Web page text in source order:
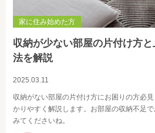
家に住み始めた方
収納が少ない部屋の片付け方
法を解説
2025.03.11
収納がない部屋の片付け方にお困りの方必
かりやすく解説します。お部屋の収納不足
みてくださいね。